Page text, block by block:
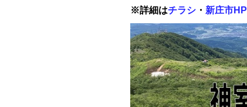
※詳細はチラシ ・ 新庄市HP